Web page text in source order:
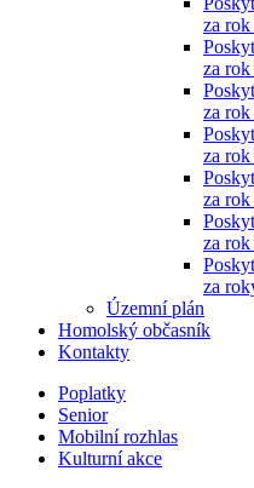
za rok
za rok
za
za
za
za
za
Územní plán
Homolský občasník
Kontakty
Poplatky
Senior
Mobilní rozhlas
Kulturní akce